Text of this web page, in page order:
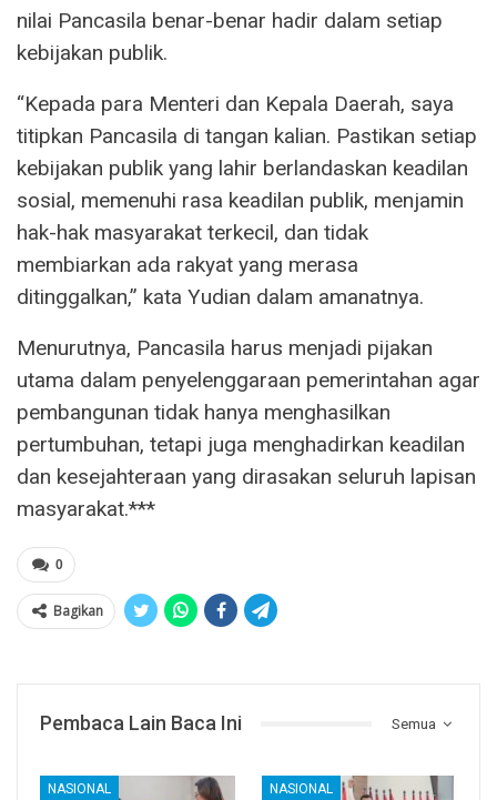
nilai Pancasila benar-benar hadir dalam setiap
kebijakan publik.
“Kepada para Menteri dan Kepala Daerah, saya
titipkan Pancasila di tangan kalian. Pastikan setiap
kebijakan publik yang lahir berlandaskan keadilan
sosial, memenuhi rasa keadilan publik, menjamin
hak-hak masyarakat terkecil, dan tidak
membiarkan ada rakyat yang merasa
ditinggalkan,” kata Yudian dalam amanatnya.
Menurutnya, Pancasila harus menjadi pijakan
utama dalam penyelenggaraan pemerintahan agar
pembangunan tidak hanya menghasilkan
pertumbuhan, tetapi juga menghadirkan keadilan
dan kesejahteraan yang dirasakan seluruh lapisan
masyarakat.***
0
Bagikan
Semua
Pembaca Lain Baca Ini
NASIONAL NASIONAL